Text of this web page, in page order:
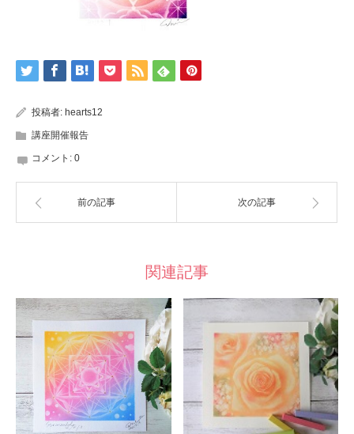
投稿者: hearts12
講座開催報告
コメント: 0
前の記事 次の記事
関連記事